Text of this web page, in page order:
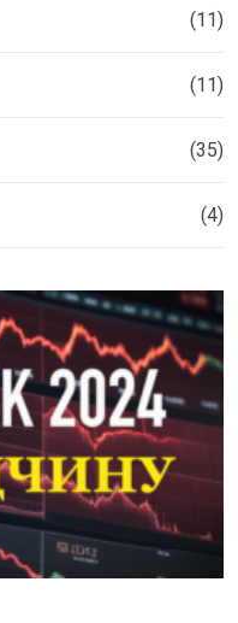
(11)
(11)
(35)
(4)